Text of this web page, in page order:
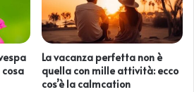
La vacanza perfetta non è
quella con mille attività: ecco
cos’è la calmcation